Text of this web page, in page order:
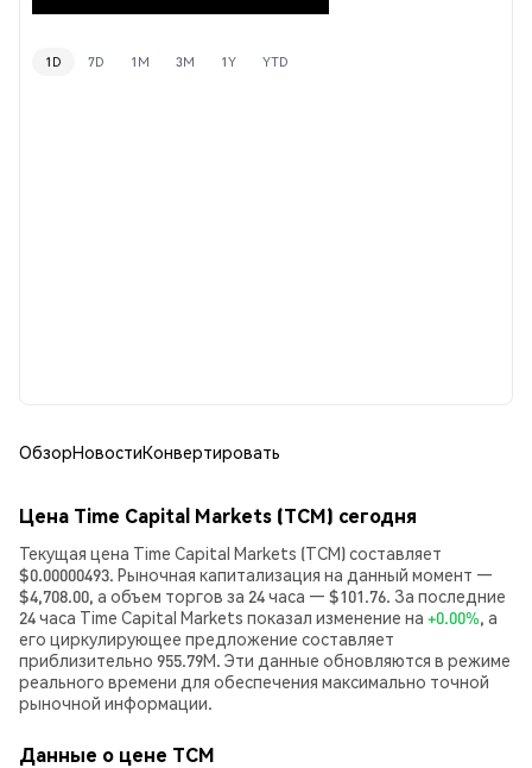
1D 7D 1M 3M 1Y YTD
ОбзорНовостиКонвертировать
Цена Time Capital Markets (TCM) сегодня
Текущая цена Time Capital Markets (TCM) составляет
$0.00000493. Рыночная капитализация на данный момент —
$4,708.00, а объем торгов за 24 часа — $101.76. За последние
24 часа Time Capital Markets показал изменение на +0.00%, а
его циркулирующее предложение составляет
приблизительно 955.79M. Эти данные обновляются в режиме
реального времени для обеспечения максимально точной
рыночной информации.
Данные о цене TCM